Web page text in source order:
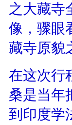
之大藏寺
像，骤眼
藏寺原貌
在这次行
桑是当年
到印度学